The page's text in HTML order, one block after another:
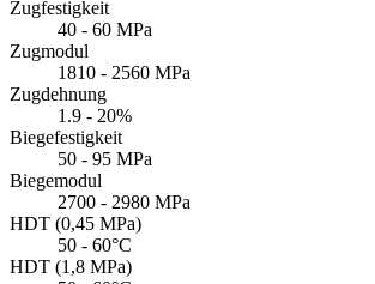
Zugfestigkeit
40 - 60 MPa
Zugmodul
1810 - 2560 MPa
Zugdehnung
1.9 - 20%
Biegefestigkeit
50 - 95 MPa
Biegemodul
2700 - 2980 MPa
HDT (0,45 MPa)
50 - 60°C
HDT (1,8 MPa)